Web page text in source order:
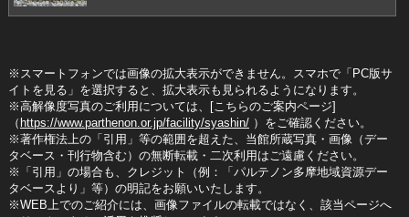
※スマートフォンでは画像の拡大表示ができません。スマホで「PC版サ
イトを見る」を選択すると、拡大表示も見られるようになります。
※高解像度写真のご利用については、[こちらのご案内ページ]
（ https://www.parthenon.or.jp/facility/syashin/）をご確認ください。
※著作権法上の「引用」等の範囲を超えた、当館所蔵写真・画像（デー
タベース・刊行物含む）の無断転載・二次利用はご遠慮ください。
※「引用」の場合も、クレジット（例：「パルテノン多摩地域資源デー
タベースより」等）の明記をお願いいたします。
※WEB上でのご紹介には、画像ファイルの転載ではなく、該当ページへ